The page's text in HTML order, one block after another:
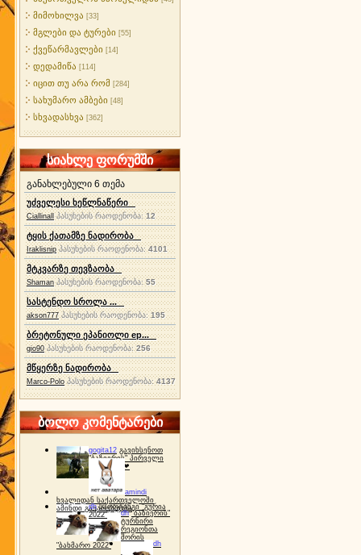
მიმოხილვა [33]
მგლები და ტურები [55]
ქვეწარმავლები [14]
დედამიწა [114]
იცით თუ არა რომ [284]
სახუმარო ამბები [48]
სხვადასხვა [362]
სიახლე ფორუმში
განახლებული 6 თემა
უძველესი ხეწლნაწერი
Ciallinall პასუხების რაოდენობა:12
ტყის ქათამზე ნადირობა
Iraklisnip პასუხების რაოდენობა: 4101
მტკვარზე თევზაობა
Shaman პასუხების რაოდენობა:55
სასტენდო სროლა ...
akson777 პასუხების რაოდენობა:195
ბრეტონული ეპანიოლი ep...
gio90 პასუხების რაოდენობა:256
მწყერზე ნადირობა
Marco-Polo პასუხების რაოდენობა:4137
ბოლო კომენტარები
gogita12 გავიხსენოთ
"ბაზიერის" პირველი
ტურნირი ❤
amindi
ხვალიდან საქართველოში
ამინდი გაუარესდება
dh სპორტინგი "გურია
2022"
dh "ბაზიერის"
ტურნირი
რეგიონთა
შორის
"ბახმარო 2022"
dh